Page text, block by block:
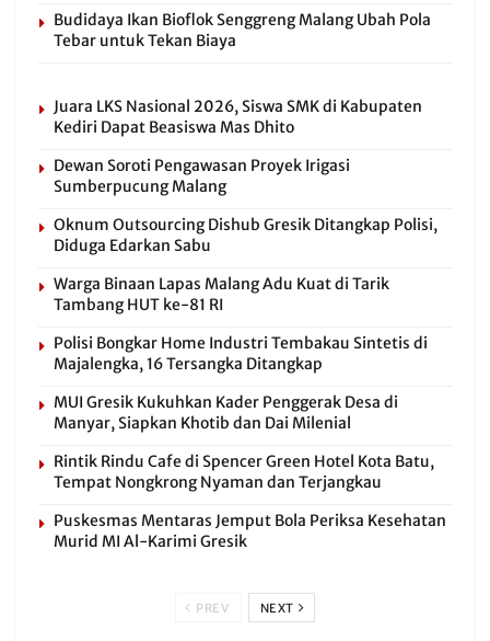
Budidaya Ikan Bioflok Senggreng Malang Ubah Pola
Tebar untuk Tekan Biaya
Juara LKS Nasional 2026, Siswa SMK di Kabupaten
Kediri Dapat Beasiswa Mas Dhito
Dewan Soroti Pengawasan Proyek Irigasi
Sumberpucung Malang
Oknum Outsourcing Dishub Gresik Ditangkap Polisi,
Diduga Edarkan Sabu
Warga Binaan Lapas Malang Adu Kuat di Tarik
Tambang HUT ke-81 RI
Polisi Bongkar Home Industri Tembakau Sintetis di
Majalengka, 16 Tersangka Ditangkap
MUI Gresik Kukuhkan Kader Penggerak Desa di
Manyar, Siapkan Khotib dan Dai Milenial
Rintik Rindu Cafe di Spencer Green Hotel Kota Batu,
Tempat Nongkrong Nyaman dan Terjangkau
Puskesmas Mentaras Jemput Bola Periksa Kesehatan
Murid MI Al-Karimi Gresik
PREV NEXT